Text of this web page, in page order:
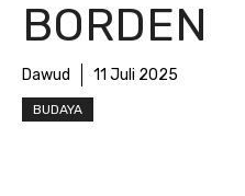
BORDEN
Dawud 11 Juli 2025
BUDAYA